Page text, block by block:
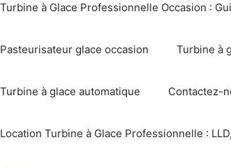
Turbine à Glace Professionnelle Occasion :
Pasteurisateur glace occasion Turbine à
Turbine à glace automatique Contactez-
Location Turbine à Glace Professionnelle :